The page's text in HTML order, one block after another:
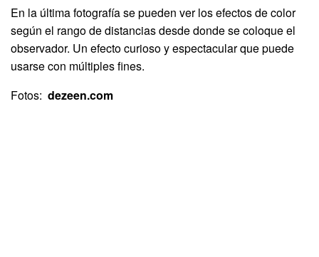
En la última fotografía se pueden ver los efectos de color
según el rango de distancias desde donde se coloque el
observador. Un efecto curioso y espectacular que puede
usarse con múltiples fines.
Fotos: dezeen.com